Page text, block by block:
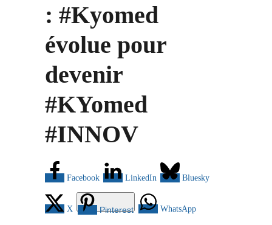
: #Kyomed
évolue pour
devenir
#KYomed
#INNOV
Facebook LinkedIn Bluesky
X Pinterest WhatsApp